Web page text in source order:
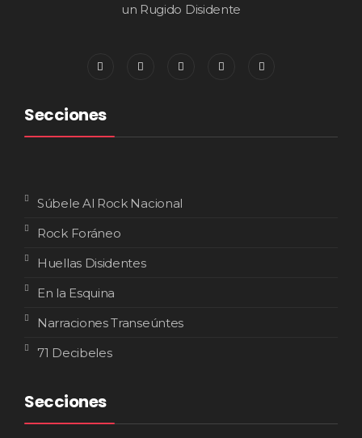
un Rugido Disidente
Secciones
Súbele Al Rock Nacional
Rock Foráneo
Huellas Disidentes
En la Esquina
Narraciones Transeúntes
71 Decibeles
Secciones